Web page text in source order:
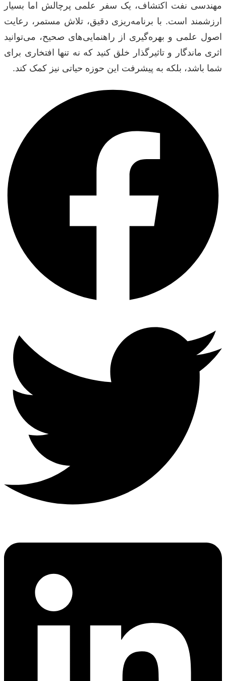
مهندسی نفت اکتشاف، یک سفر علمی پرچالش اما بسیار
ارزشمند است. با برنامه‌ریزی دقیق، تلاش مستمر، رعایت
اصول علمی و بهره‌گیری از راهنمایی‌های صحیح، می‌توانید
اثری ماندگار و تاثیرگذار خلق کنید که نه تنها افتخاری برای
شما باشد، بلکه به پیشرفت این حوزه حیاتی نیز کمک کند.